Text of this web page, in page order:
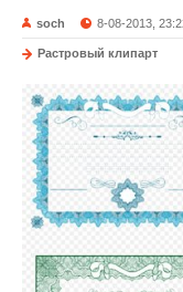
soch 8-08-2013,
Растровый клипарт